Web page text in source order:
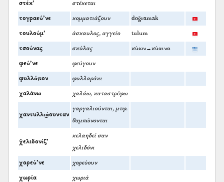
στέκ’ στέκεται
τογραεύ’νε κομματιάζουν doğramak
τουλούμ’ άσκαυλος, αγγείο tulum
τσούνας σκύλας κύων→κύαινα
φεύ’νε φεύγουν
φυλλόπον φυλλαράκι
χαλάνω χαλάω, καταστρέφω
χαντυλλι͜άουνταν
γαργαλιούνται, μτφ.
θαμπώνονται
χ̌ελιδονίζ’
κελαηδεί σαν
χελιδόνι
χορεύ’νε χορεύουν
χωρία χωριά